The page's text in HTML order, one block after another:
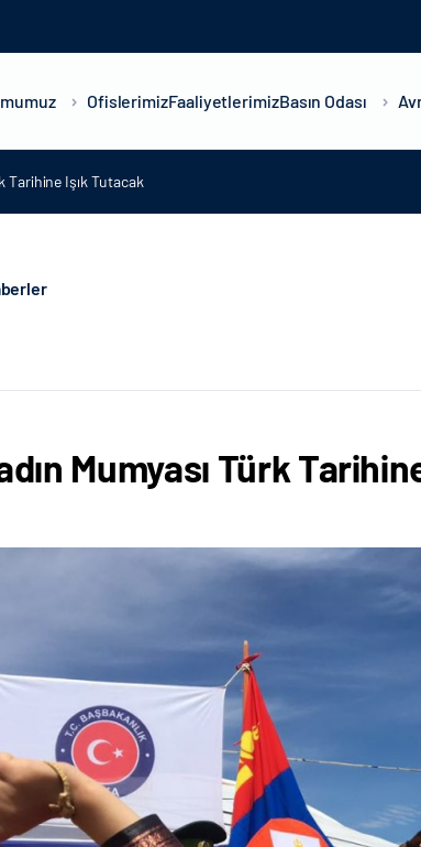
OfislerimizFaaliyetlerimizBasın Odası
Tarihine Işık Tutacak
Mumyası Türk